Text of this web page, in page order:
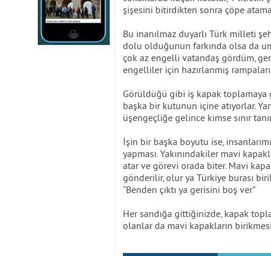
şişesini bitirdikten sonra çöpe
Bu inanılmaz duyarlı Türk milleti
dolu olduğunun farkında olsa da
çok az engelli vatandaş gördüm,
engelliler için hazırlanmış
Görüldüğü gibi iş kapak toplamaya
başka bir kutunun içine atıyorlar.
üşengeçliğe gelince kimse sınır
İşin bir başka boyutu ise,
yapması. Yakınındakiler mavi
atar ve görevi orada biter. Mavi
gönderilir, olur ya Türkiye burası
“Benden çıktı ya gerisini boş ver”
Her sandığa gittiğinizde, kapak
olanlar da mavi kapakların